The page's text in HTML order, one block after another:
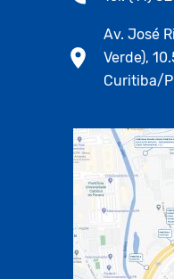
Av. José
Verde),
Curitiba/